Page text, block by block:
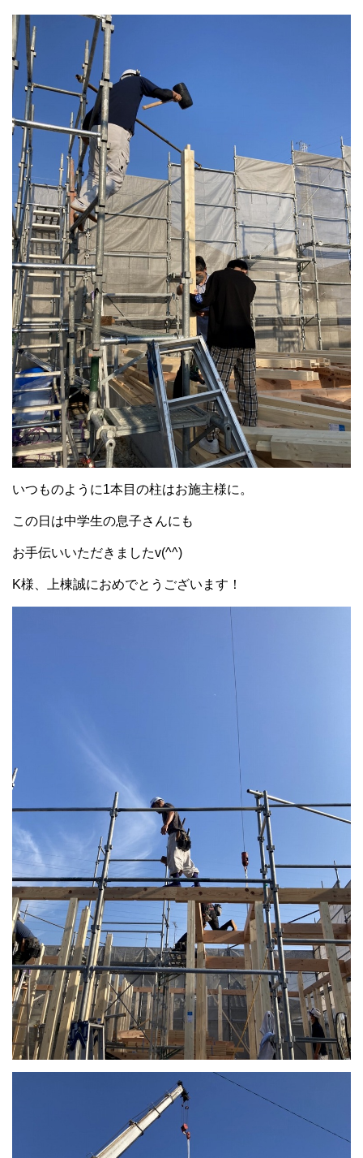
いつものように1本目の柱はお施主様に。
この日は中学生の息子さんにも
お手伝いいただきましたv(^^)
K様、上棟誠におめでとうございます！